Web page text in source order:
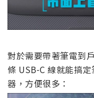
對於需要帶著筆電到
條 USB-C 線就能搞
器，方便很多：